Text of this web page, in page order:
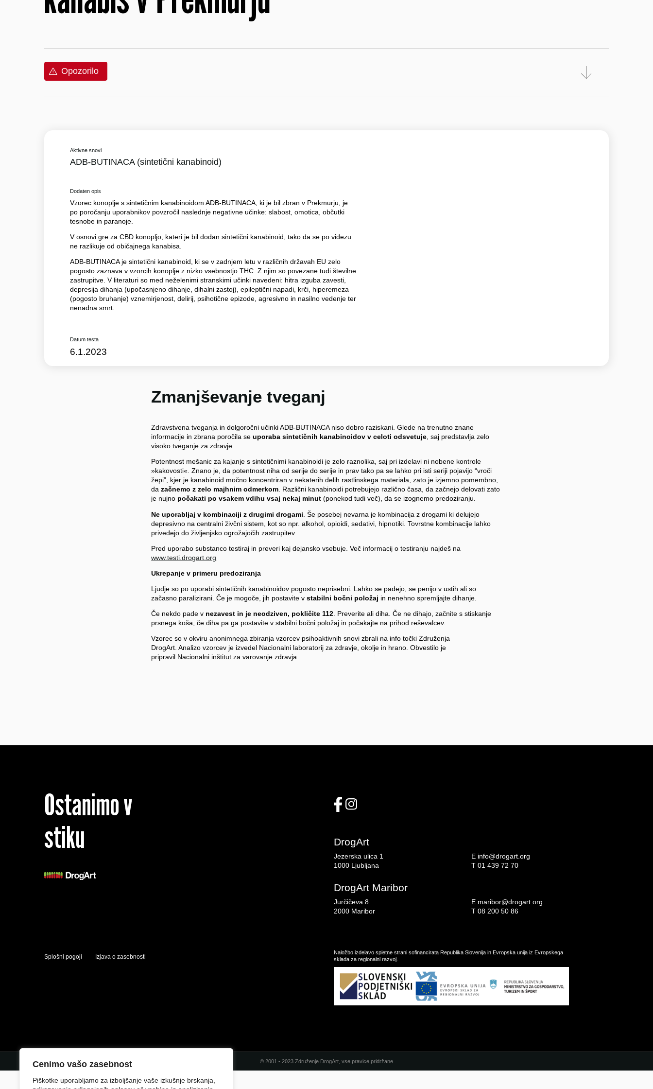
Cenimo vašo zasebnost
Piškotke uporabljamo za izboljšanje vaše izkušnje brskanja,
Opozorilo
Aktivne snovi
ADB-BUTINACA (sintetični kanabinoid)
Dodaten opis
Vzorec konoplje s sintetičnim kanabinoidom ADB-BUTINACA, ki je bil zbran v Prekmurju, je
po poročanju uporabnikov povzročil naslednje negativne učinke: slabost, omotica, občutki
tesnobe in paranoje.
V osnovi gre za CBD konopljo, kateri je bil dodan sintetični kanabinoid, tako da se po videzu
ne razlikuje od običajnega kanabisa.
ADB-BUTINACA je sintetični kanabinoid, ki se v zadnjem letu v različnih državah EU zelo
pogosto zaznava v vzorcih konoplje z nizko vsebnostjo THC. Z njim so povezane tudi številne
zastrupitve. V literaturi so med neželenimi stranskimi učinki navedeni: hitra izguba zavesti,
depresija dihanja (upočasnjeno dihanje, dihalni zastoj), epileptični napadi, krči, hiperemeza
(pogosto bruhanje) vznemirjenost, delirij, psihotične epizode, agresivno in nasilno vedenje ter
nenadna smrt.
Datum testa
6.1.2023
Zmanjševanje tveganj
Zdravstvena tveganja in dolgoročni učinki ADB-BUTINACA niso dobro raziskani. Glede na trenutno znane
informacije in zbrana poročila seuporaba sintetičnih kanabinoidov v celoti odsvetuje , saj predstavlja zelo
visoko tveganje za zdravje.
Potentnost mešanic za kajanje s sintetičnimi kanabinoidi je zelo raznolika, saj pri izdelavi ni nobene kontrole
»kakovosti«. Znano je, da potentnost niha od serije do serije in prav tako pa se lahko pri isti seriji pojavijo “vroči
žepi”, kjer je kanabinoid močno koncentriran v nekaterih delih rastlinskega materiala, zato je izjemno pomembno,
dazačnemo z zelo majhnim odmerkom. Različni kanabinoidi potrebujejo različno časa, da začnejo delovati zato
je nujno počakati po vsakem vdihu vsaj nekaj minut (ponekod tudi več), da se izognemo predoziranju.
Ne uporabljaj v kombinaciji z drugimi drogami . Še posebej nevarna je kombinacija z drogami ki delujejo
depresivno na centralni živčni sistem, kot so npr. alkohol, opioidi, sedativi, hipnotiki. Tovrstne kombinacije lahko
privedejo do življenjsko ogrožajočih zastrupitev
Pred uporabo substanco testiraj in preveri kaj dejansko vsebuje. Več informacij o testiranju najdeš na
www.testi.drogart.org
Ukrepanje v primeru predoziranja
Ljudje so po uporabi sintetičnih kanabinoidov pogosto neprisebni. Lahko se padejo, se penijo v ustih ali so
začasno paralizirani. Če je mogoče, jih postavite vstabilni bočni položaj in nenehno spremljajte dihanje.
Če nekdo pade v nezavest in je neodziven, pokličite 112. Preverite ali diha. Če ne dihajo, začnite s stiskanje
prsnega koša, če diha pa ga postavite v stabilni bočni položaj in počakajte na prihod reševalcev.
Vzorec so v okviru anonimnega zbiranja vzorcev psihoaktivnih snovi zbrali na info točki Združenja
DrogArt. Analizo vzorcev je izvedel Nacionalni laboratorij za zdravje, okolje in hrano. Obvestilo je
pripravil Nacionalni inštitut za varovanje zdravja.
Ostanimo v
stiku
DrogArt
Jezerska ulica 1
1000 Ljubljana
E info@drogart.org
T 01 439 72 70
DrogArt Maribor
Jurčičeva 8
2000 Maribor
E maribor@drogart.org
T 08 200 50 86
Splošni pogoji Izjava o zasebnosti
Naložbo izdelavo spletne strani sofinancirata Republika Slovenija in Evropska unija iz Evropskega
sklada za regionalni razvoj.
© 2001 - 2023 Združenje DrogArt, vse pravice pridržane